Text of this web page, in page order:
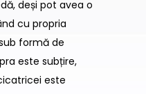
deși pot avea o
cu propria
formă de
este subțire,
este